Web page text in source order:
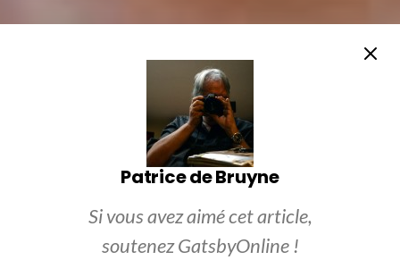
Patrice de Bruyne
Si vous avez aimé cet article,
soutenez GatsbyOnline !